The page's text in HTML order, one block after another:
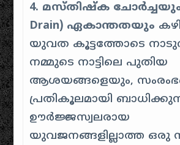
4. മസ്തിഷ്ക ചോർച്ചയും
Drain) ഏകാന്തതയും
യുവത കൂട്ടത്തോടെ
നമ്മുടെ നാട്ടിലെ പുതിയ
ആശയങ്ങളെയും,
പ്രതികൂലമായി
ഊർജ്ജസ്വലരായ
യുവജനങ്ങളില്ലാത്ത ഒരു